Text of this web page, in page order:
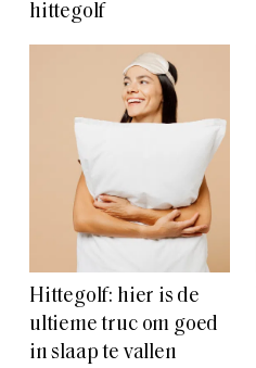
hittegolf
Hittegolf: hier is de
ultieme truc om goed
in slaap te vallen